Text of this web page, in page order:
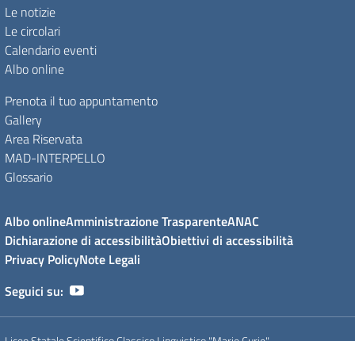
Le notizie
Le circolari
Calendario eventi
Albo online
Prenota il tuo appuntamento
Gallery
Area Riservata
MAD-INTERPELLO
Glossario
Albo onlineAmministrazione TrasparenteANAC
Dichiarazione di accessibilitàObiettivi di accessibilità
Privacy PolicyNote Legali
Seguici su: